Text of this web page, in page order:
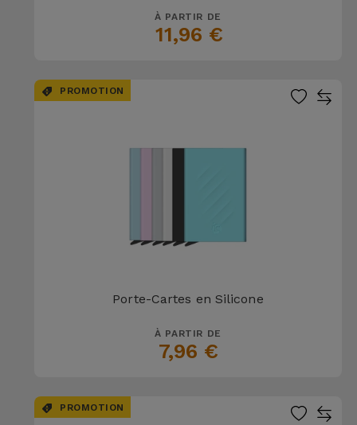
À PARTIR DE
11,96 €
PROMOTION
Porte-Cartes en Silicone
À PARTIR DE
7,96 €
PROMOTION